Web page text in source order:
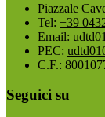
Piazzale
Tel: +39
Email:
PEC:
C.F.:
Seguici su